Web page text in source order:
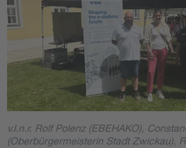
v.l.n.r. Rolf Polenz (EBEHAKO),
(Oberbürgermeisterin Stadt Zwickau),